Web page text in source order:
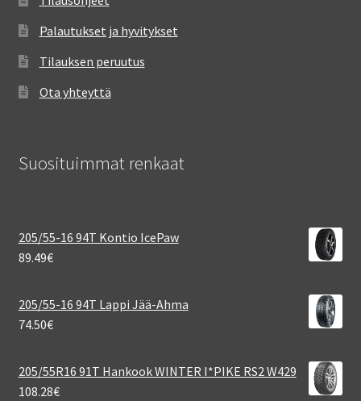
Palautukset ja hyvitykset
Tilauksen peruutus
Ota yhteyttä
Suosituimmat renkaat
205/55-16 94T Kontio IcePaw
89.49€
205/55-16 94T Lappi Jää-Ahma
74.50€
205/55R16 91T Hankook WINTER I*PIKE RS2 W429
108.28€